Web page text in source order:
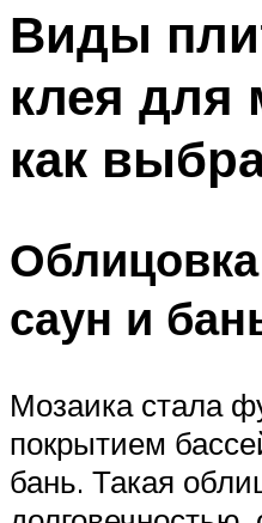
Виды
клея для
как
саун и
Мозаика стала
покрытием
бань. Такая